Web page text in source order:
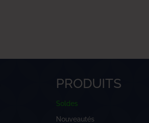
PRODUITS
Soldes
Nouveautés